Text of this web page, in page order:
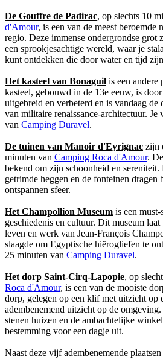
De Gouffre de Padirac, op slechts 10
d'Amour, is een van de meest beroemde
regio. Deze immense ondergrondse grot
een sprookjesachtige wereld, waar je
kunt ontdekken die door water en tijd
Het kasteel van Bonaguil is een andere
kasteel, gebouwd in de 13e eeuw, is
uitgebreid en verbeterd en is vandaag de
van militaire renaissance-architectuur. Je
van Camping Duravel.
De tuinen van Manoir d'Eyrignac zijn
minuten van Camping Roca d'Amour.
bekend om zijn schoonheid en
getrimde heggen en de fonteinen dragen
ontspannen sfeer.
Het Champollion Museum is een
geschiedenis en cultuur. Dit museum
leven en werk van Jean-François
slaagde om Egyptische hiërogliefen te
25 minuten van Camping Duravel.
Het dorp Saint-Cirq-Lapopie, op
Roca d'Amour, is een van de mooiste
dorp, gelegen op een klif met uitzicht op
adembenemend uitzicht op de
stenen huizen en de ambachtelijke
bestemming voor een dagje uit.
Naast deze vijf adembenemende plaatsen